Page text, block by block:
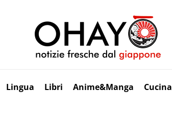
Lingua Libri Anime&Manga Cucina